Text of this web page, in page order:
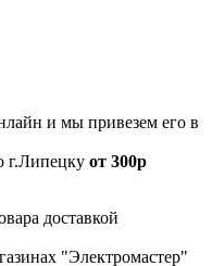
и мы привезем его в
г.Липецку от 300р
доставкой
"Электромастер"